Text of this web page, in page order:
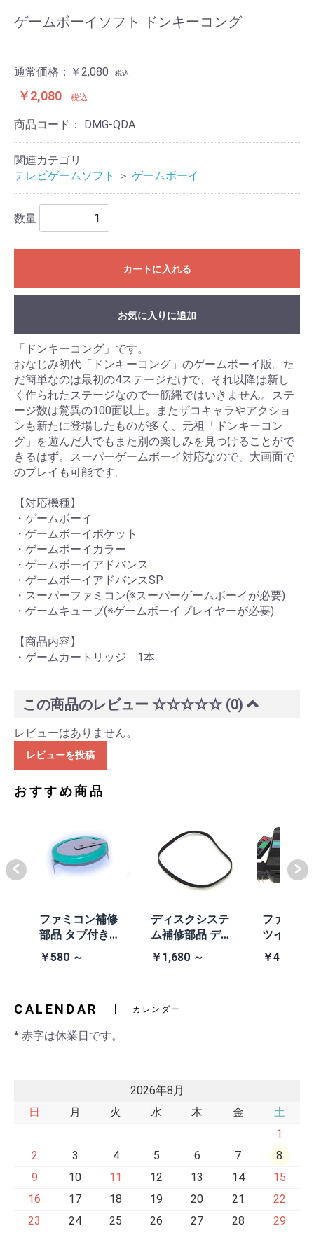
ゲームボーイソフト ドンキーコング
通常価格：￥2,080 税込
￥2,080 税込
商品コード： DMG-QDA
関連カテゴリ
テレビゲームソフト
＞ ゲームボーイ
数量
カートに入れる
お気に入りに追加
「ドンキーコング」です。
おなじみ初代「ドンキーコング」のゲームボーイ版。た
だ簡単なのは最初の4ステージだけで、それ以降は新し
く作られたステージなので一筋縄ではいきません。ステ
ージ数は驚異の100面以上。またザコキャラやアクショ
ンも新たに登場したものが多く、元祖「ドンキーコン
グ」を遊んだ人でもまた別の楽しみを見つけることがで
きるはず。スーパーゲームボーイ対応なので、大画面で
のプレイも可能です。
【対応機種】
・ゲームボーイ
・ゲームボーイポケット
・ゲームボーイカラー
・ゲームボーイアドバンス
・ゲームボーイアドバンスSP
・スーパーファミコン(※スーパーゲームボーイが必要)
・ゲームキューブ(※ゲームボーイプレイヤーが必要)
【商品内容】
・ゲームカートリッジ 1本
この商品のレビュー ☆☆☆☆☆ (0)
レビューはありません。
レビューを投稿
おすすめ商品
ファミコン補修
部品 タブ付きコ
イン電池(CR203
2)
￥580 ～
ディスクシステ
ム補修部品 ディ
スクシステム用
交換ベルト
￥1,680 ～
ファミコ
ツインフ
ン本体
黒・連射
￥41,980
CALENDAR カレンダー
* 赤字は休業日です。
2026年8月
日
月 火 水 木 金
土
1
2
3 4 5 6 7
8
9
10 11 12 13 14
15
16
17 18 19 20 21
22
23
24 25 26 27 28 29